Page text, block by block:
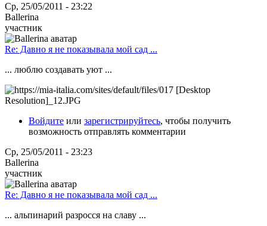
Ср, 25/05/2011 - 23:22
Ballerina
участник
Re: Давно я не показывала мой сад ...
... люблю создавать уют ...
Войдите или зарегистрируйтесь, чтобы получить
возможность отправлять комментарии
Ср, 25/05/2011 - 23:23
Ballerina
участник
Re: Давно я не показывала мой сад ...
... альпинарий разросся на славу ...